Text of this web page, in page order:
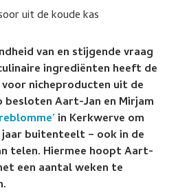
van en stijgende vraag
ingrediënten heeft de
nicheproducten uit de
besloten Aart-Jan en Mirjam
in Kerkwerve om
buitenteelt – ook in de
telen. Hiermee hoopt Aart-
een aantal weken te